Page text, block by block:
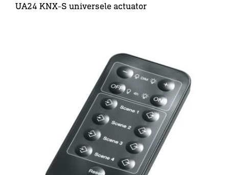
UA24 KNX-S universele actuator